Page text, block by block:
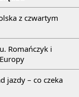
z czwartym
Romańczyk i
jazdy – co czeka